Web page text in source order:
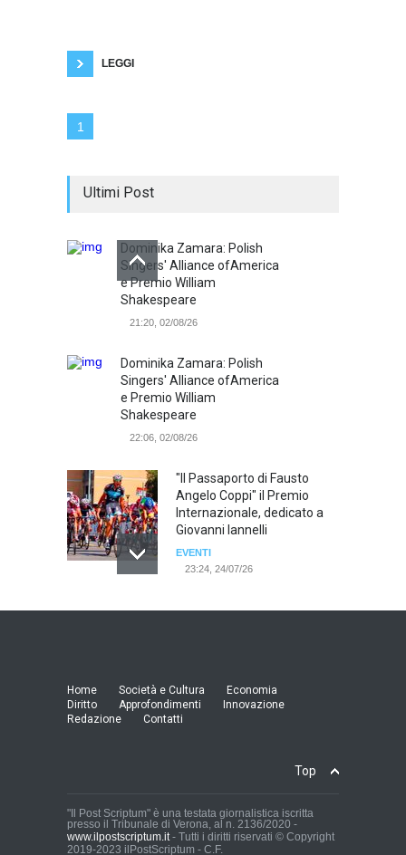
LEGGI
1
Ultimi Post
Dominika Zamara: Polish
Singers' Alliance ofAmerica
e Premio William
Shakespeare
21:20, 02/08/26
Dominika Zamara: Polish
Singers' Alliance ofAmerica
e Premio William
Shakespeare
22:06, 02/08/26
"Il Passaporto di Fausto
Angelo Coppi" il Premio
Internazionale, dedicato a
Giovanni Iannelli
EVENTI
23:24, 24/07/26
RIMINI, PRIMO CONVEGNO
EVENTI
19:44, 24/07/26
accordo raggiunto tra
Sofia - Cervello” e le
organizzazioni sindacali
della dirigenza sanitaria.
Home Società e Cultura
Economia
Diritto
Approfondimenti
Innovazione
Redazione
Contatti
Top
"Il Post Scriptum" è una testata giornalistica iscritta
presso il Tribunale di Verona, al n. 2136/2020 -
www.ilpostscriptum.it- Tutti i diritti riservati © Copyright
2019-2023 ilPostScriptum - C.F.